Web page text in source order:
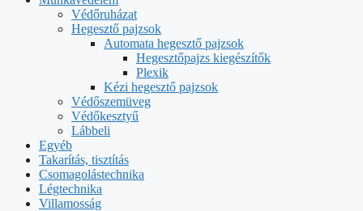
Védőruházat
Hegesztő pajzsok
Automata hegesztő pajzsok
Hegesztőpajzs kiegészítők
Plexik
Kézi hegesztő pajzsok
Védőszemüveg
Védőkesztyű
Lábbeli
Egyéb
Takarítás, tisztítás
Csomagolástechnika
Légtechnika
Villamosság